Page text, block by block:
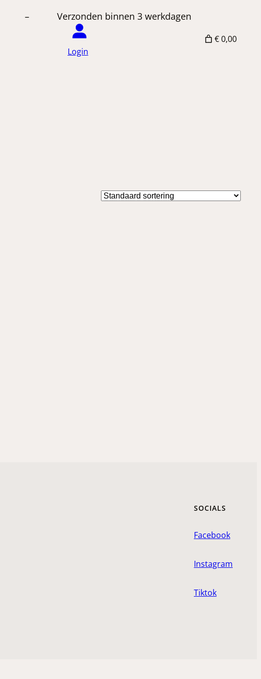
– Verzonden binnen 3 werkdagen
Login
€ 0,00
SOCIALS
Facebook
Instagram
Tiktok